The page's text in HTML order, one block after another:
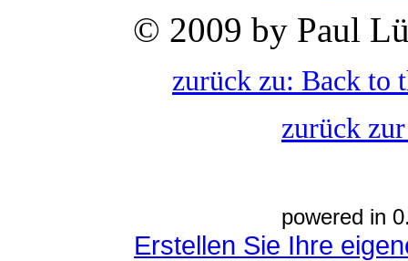
© 2009 by Paul
zurück zu: Back to
zurück
powered in
Erstellen Sie Ihre